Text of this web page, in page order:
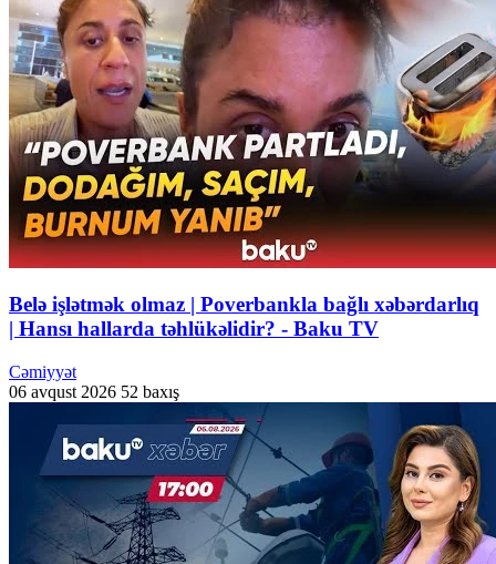
Belə işlətmək olmaz | Poverbankla bağlı xəbərdarlıq
| Hansı hallarda təhlükəlidir? - Baku TV
Cəmiyyət
06 avqust 2026 52 baxış